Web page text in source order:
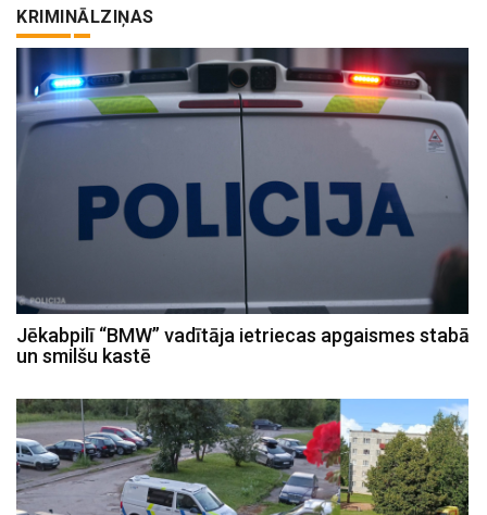
KRIMINĀLZIŅAS
Jēkabpilī “BMW” vadītāja ietriecas apgaismes stabā
un smilšu kastē